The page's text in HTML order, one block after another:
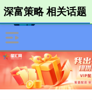
深富策略 相关话题